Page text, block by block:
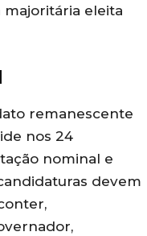
majoritária eleita
remanescente
nos 24
nominal e
devem